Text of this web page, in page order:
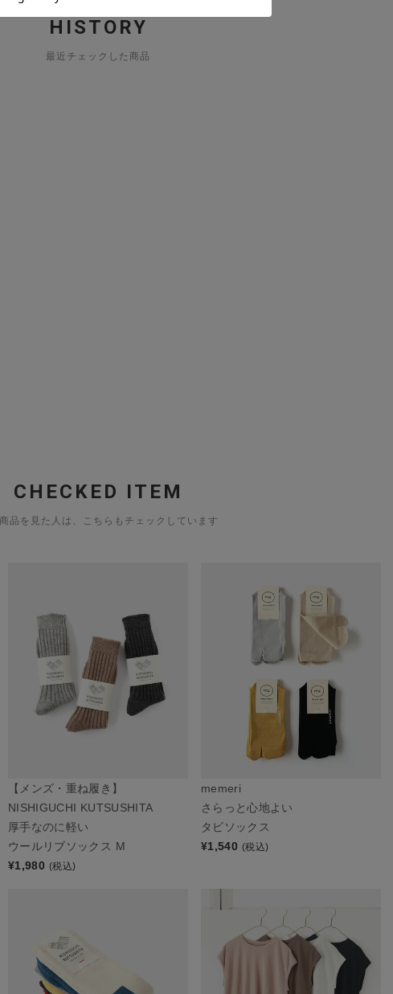
HISTORY
最近チェックした商品
CHECKED ITEM
品を見た人は、こちらもチェックしています
【メンズ・重ね履き】
NISHIGUCHI KUTSUSHITA
厚手なのに軽い
ウールリブソックス M
¥1,980 (税込)
memeri
さらっと心地よい
タビソックス
¥1,540 (税込)